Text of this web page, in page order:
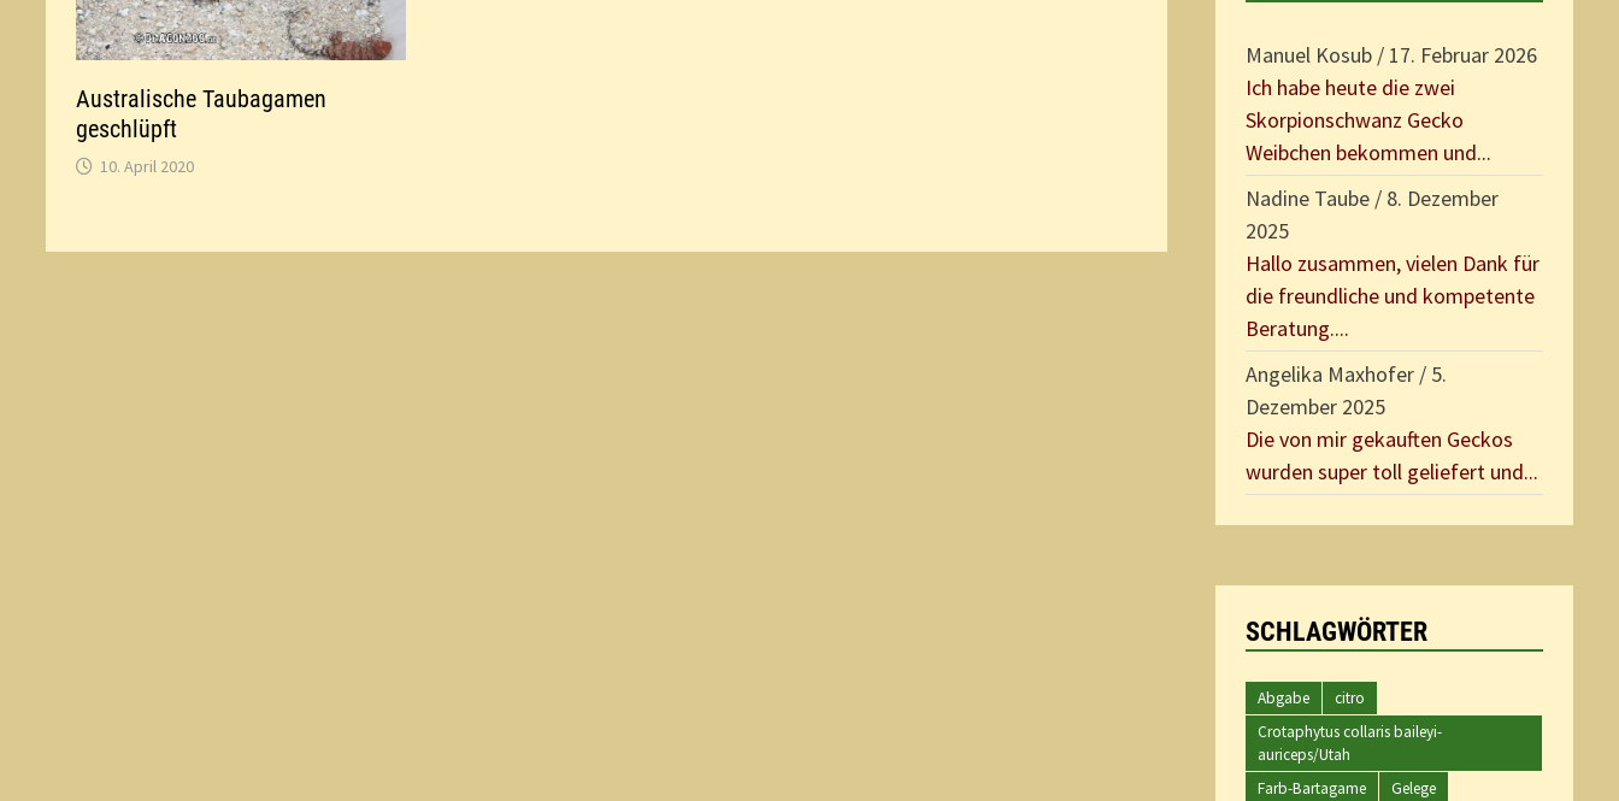
Australische Taubagamen
geschlüpft
10. April 2020
Manuel Kosub/ 17. Februar 2026
Ich habe heute die zwei
Skorpionschwanz Gecko
Weibchen bekommen und...
Nadine Taube/ 8. Dezember
2025
Hallo zusammen, vielen Dank für
die freundliche und kompetente
Beratung....
Angelika Maxhofer/ 5.
Dezember 2025
Die von mir gekauften Geckos
wurden super toll geliefert und...
SCHLAGWÖRTER
Abgabe
citro
Crotaphytus collaris baileyi-
auriceps/Utah
Farb-Bartagame
Gelege